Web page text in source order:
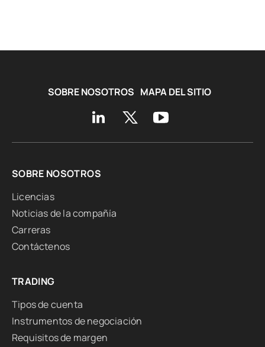
SOBRE NOSOTROS MAPA DEL SITIO
SOBRE NOSOTROS
Licencias
Noticias de la compañía
Carreras
Contáctenos
TRADING
Tipos de cuenta
Instrumentos de negociación
Requisitos de margen